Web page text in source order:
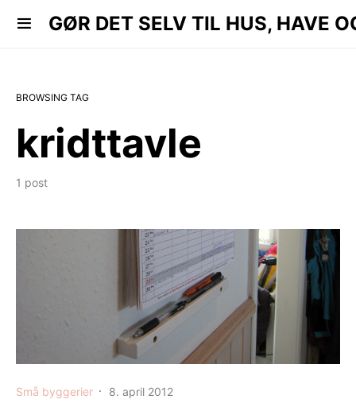
OG KØKKEN..
GØR DET SELV TIL HUS, HAVE
BROWSING TAG
kridttavle
1 post
Små byggerier 8. april 2012